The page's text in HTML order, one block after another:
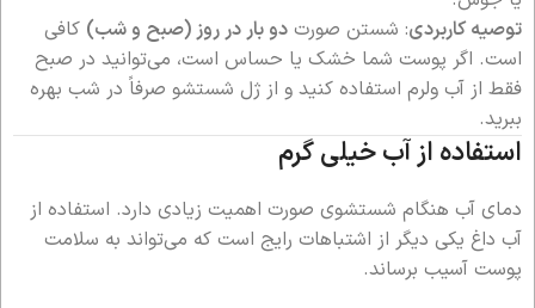
توصیه کاربردی: شستن صورت دو بار در روز (صبح و شب) کافی
است. اگر پوست شما خشک یا حساس است، می‌توانید در صبح
فقط از آب ولرم استفاده کنید و از ژل شستشو صرفاً در شب بهره
ببرید.
استفاده از آب خیلی گرم
دمای آب هنگام شستشوی صورت اهمیت زیادی دارد. استفاده از
آب داغ یکی دیگر از اشتباهات رایج است که می‌تواند به سلامت
پوست آسیب برساند.